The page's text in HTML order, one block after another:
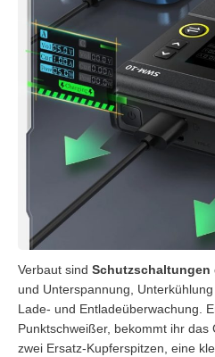
Verbaut sind Schutzschaltungen
und Unterspannung,
Lade- und Entladeüberwachung.
Punktschweißer, bekommt ihr das
zwei Ersatz-Kupferspitzen, eine